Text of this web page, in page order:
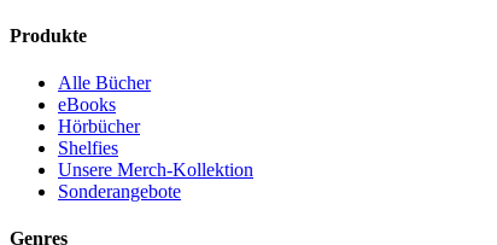
Produkte
Alle Bücher
eBooks
Hörbücher
Shelfies
Unsere Merch-Kollektion
Sonderangebote
Genres